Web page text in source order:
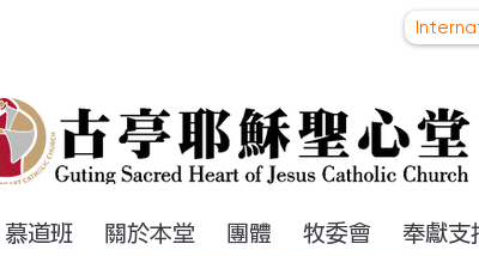
慕道班 關於本堂 團體 牧委會 奉獻支